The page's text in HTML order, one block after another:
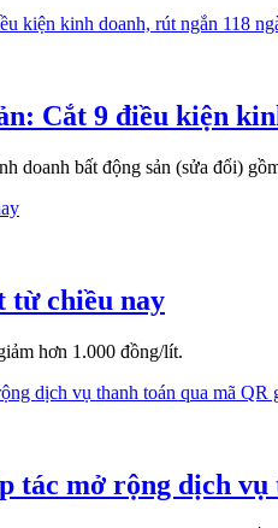
Cắt 9 điều kiện
bất động sản (sửa đổi)
từ chiều nay
hơn 1.000 đồng/lít.
tác mở rộng dịch